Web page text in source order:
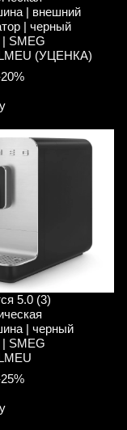
| внешний
| черный
SMEG
(УЦЕНКА)
5.0 (3)
| черный
SMEG